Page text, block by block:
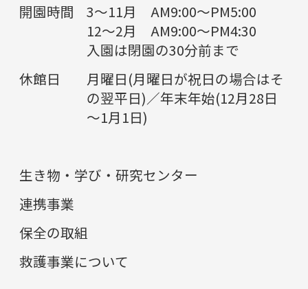
開園時間
3～11月 AM9:00～PM5:00
12～2月 AM9:00～PM4:30
入園は閉園の30分前まで
休館日
月曜日(月曜日が祝日の場合はそ
の翌平日)／年末年始(12月28日
～1月1日)
生き物・学び・研究センター
連携事業
保全の取組
救護事業について